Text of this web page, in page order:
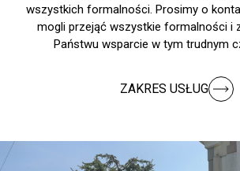
wszystkich formalności. Prosimy o
mogli przejąć wszystkie formalności i
Państwu wsparcie w tym trudnym
ZAKRES USŁUG